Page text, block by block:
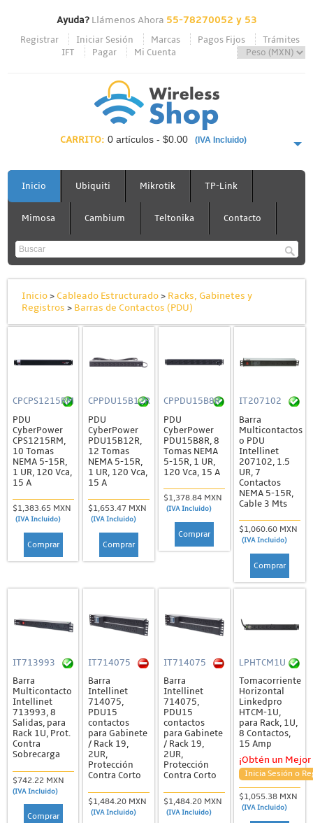
Ayuda?Llámenos Ahora 55-78270052 y 53
Registrar Iniciar Sesión Marcas Pagos Fijos
Trámites
IFT
Pagar Mi Cuenta
CARRITO: 0 artículos - $0.00 (IVA Incluido)
PAGAR AHORA
Inicio Ubiquiti Mikrotik TP-Link
Mimosa Cambium Teltonika Contacto
Inicio>Cableado Estructurado> Racks, Gabinetes y
Registros > Barras de Contactos (PDU)
CPCPS1215RM
PDU
CyberPower
CPS1215RM,
10 Tomas
NEMA 5-15R,
1 UR, 120 Vca,
15 A
$1,383.65 MXN
(IVA Incluido)
Comprar
CPPDU15B12R
PDU
CyberPower
PDU15B12R,
12 Tomas
NEMA 5-15R,
1 UR, 120 Vca,
15 A
$1,653.47 MXN
(IVA Incluido)
Comprar
CPPDU15B8R
PDU
CyberPower
PDU15B8R, 8
Tomas NEMA
5-15R, 1 UR,
120 Vca, 15 A
$1,378.84 MXN
(IVA Incluido)
Comprar
IT207102
Barra
Multicontactos
o PDU
Intellinet
207102, 1.5
UR, 7
Contactos
NEMA 5-15R,
Cable 3 Mts
$1,060.60 MXN
(IVA Incluido)
Comprar
IT713993
Barra
Multicontacto
Intellinet
713993, 8
Salidas, para
Rack 1U, Prot.
Contra
Sobrecarga
$742.22 MXN
(IVA Incluido)
Comprar
IT714075
Barra
Intellinet
714075,
PDU15
contactos
para Gabinete
/ Rack 19,
2UR,
Protección
Contra Corto
$1,484.20 MXN
(IVA Incluido)
IT714075
Barra
Intellinet
714075,
PDU15
contactos
para Gabinete
/ Rack 19,
2UR,
Protección
Contra Corto
$1,484.20 MXN
(IVA Incluido)
LPHTCM1U
Tomacorriente
Horizontal
Linkedpro
HTCM-1U,
para Rack, 1U,
8 Contactos,
15 Amp
¡Obtén un
Inicia Sesión o
$1,055.38 MXN
(IVA Incluido)